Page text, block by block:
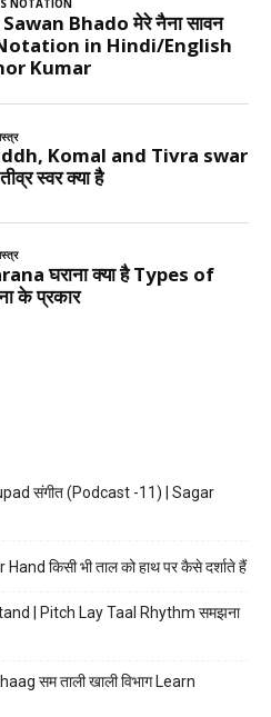
संगीत (Podcast -11) | Sagar
किसी भी ताल को हाथ पर कैसे दर्शाते हैं
| Pitch Lay Taal Rhythm समझना
सम ताली खाली विभाग Learn